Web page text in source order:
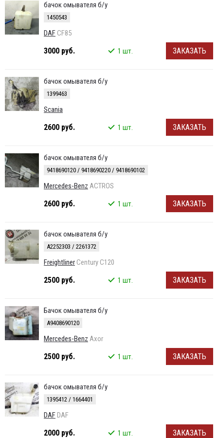
бачок омывателя б/у
1450543
DAFCF85
3000 руб. 1 шт. ЗАКАЗАТЬ
бачок омывателя б/у
1399463
Scania
2600 руб. 1 шт. ЗАКАЗАТЬ
бачок омывателя б/у
9418690120 / 9418690220 / 9418690102
Mercedes-Benz ACTROS
2600 руб. 1 шт. ЗАКАЗАТЬ
бачок омывателя б/у
A2252303 / 2261372
FreightlinerCentury C120
2500 руб. 1 шт. ЗАКАЗАТЬ
Бачок омывателя б/у
A9408690120
Mercedes-Benz Axor
2500 руб. 1 шт. ЗАКАЗАТЬ
бачок омывателя б/у
1395412 / 1664401
DAFDAF
2000 руб. 1 шт. ЗАКАЗАТЬ